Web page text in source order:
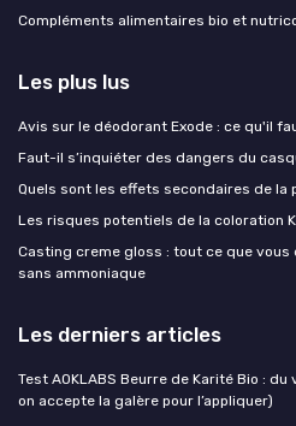
Compléments alimentaires bio et
Les plus lus
Avis sur le déodorant Exode : ce qu'il
Faut-il s’inquiéter des dangers du
Quels sont les effets secondaires de la
Les risques potentiels de la coloration
Casting creme gloss : tout ce que
sans ammoniaque
Les derniers articles
Test AOKLABS Beurre de Karité Bio :
on accepte la galère pour l’appliquer)